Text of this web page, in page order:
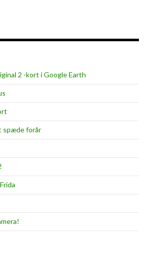
2 -kort i Google Earth
spæde forår